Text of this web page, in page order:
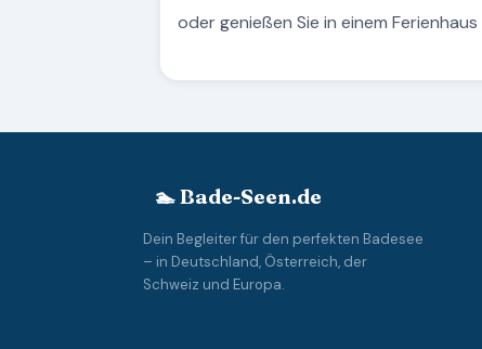
oder genießen Sie in einem
🏊 Bade-Seen.de
Dein Begleiter für den perfekten Badesee
– in Deutschland, Österreich, der
Schweiz und Europa.